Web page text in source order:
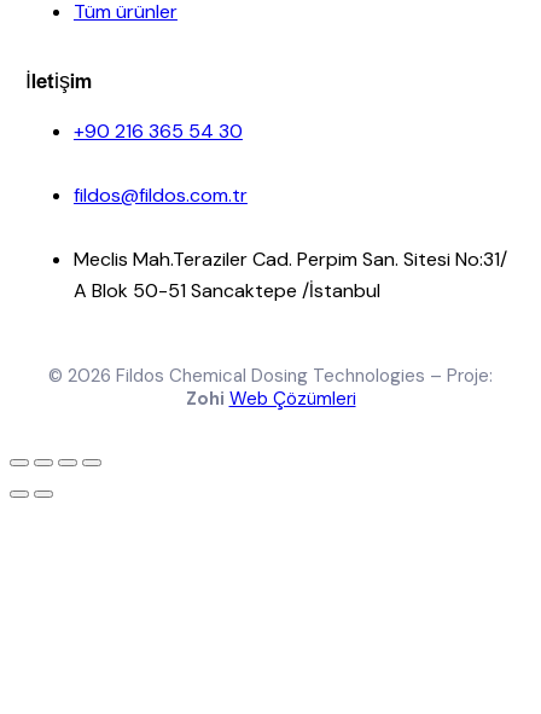
Tüm ürünler
İletişim
+90 216 365 54 30
fildos@fildos.com.tr
Meclis Mah.Teraziler Cad. Perpim San. Sitesi No:31/
A Blok 50-51 Sancaktepe /İstanbul
© 2026 Fildos Chemical Dosing Technologies – Proje:
Zohi Web Çözümleri